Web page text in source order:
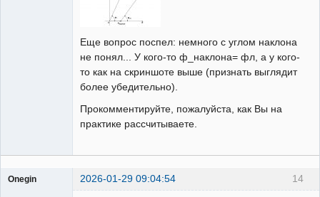
Еще вопрос поспел: немного с углом наклона
не понял... У кого-то ф_наклона= фл, а у кого-
то как на скриншоте выше (признать выглядит
более убедительно).
Прокомментируйте, пожалуйста, как Вы на
практике рассчитываете.
14
Onegin 2026-01-29 09:04:54